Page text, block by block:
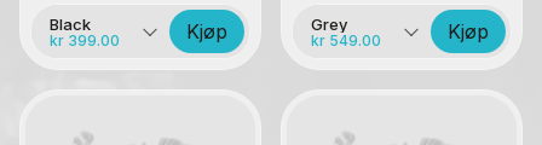
Black
kr 399.00 Kjøp Grey
kr 549.00 Kjøp